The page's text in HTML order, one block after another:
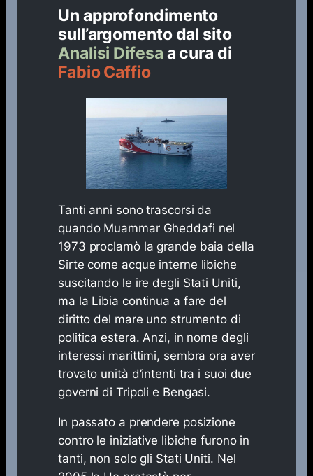
Un approfondimento
sull’argomento dal sito
Analisi Difesa a cura di
Fabio Caffio
Tanti anni sono trascorsi da
quando Muammar Gheddafi nel
1973 proclamò la grande baia della
Sirte come acque interne libiche
suscitando le ire degli Stati Uniti,
ma la Libia continua a fare del
diritto del mare uno strumento di
politica estera. Anzi, in nome degli
interessi marittimi, sembra ora aver
trovato unità d’intenti tra i suoi due
governi di Tripoli e Bengasi.
In passato a prendere posizione
contro le iniziative libiche furono in
tanti, non solo gli Stati Uniti. Nel